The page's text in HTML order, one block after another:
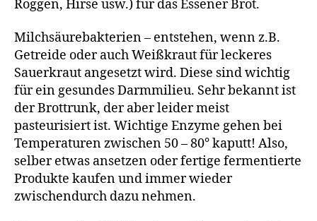
Roggen, Hirse usw.) für das Essener Brot.
Milchsäurebakterien – entstehen, wenn z.B.
Getreide oder auch Weißkraut für leckeres
Sauerkraut angesetzt wird. Diese sind wichtig
für ein gesundes Darmmilieu. Sehr bekannt ist
der Brottrunk, der aber leider meist
pasteurisiert ist. Wichtige Enzyme gehen bei
Temperaturen zwischen 50 – 80° kaputt! Also,
selber etwas ansetzen oder fertige fermentierte
Produkte kaufen und immer wieder
zwischendurch dazu nehmen.